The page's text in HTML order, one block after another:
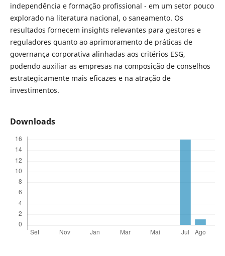
independência e formação profissional - em um setor pouco
explorado na literatura nacional, o saneamento. Os
resultados fornecem insights relevantes para gestores e
reguladores quanto ao aprimoramento de práticas de
governança corporativa alinhadas aos critérios ESG,
podendo auxiliar as empresas na composição de conselhos
estrategicamente mais eficazes e na atração de
investimentos.
Downloads